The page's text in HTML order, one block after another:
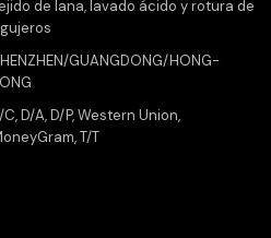
de lana, lavado ácido y rotura de
GUANGDONG/HONG-
C, D/A, D/P, Western Union,
T/T